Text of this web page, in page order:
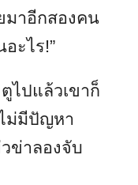
มาอีกสองคน
ะไร!”
ไปแล้วเขาก็
ม่มีปัญหา
ข่าลองจับ